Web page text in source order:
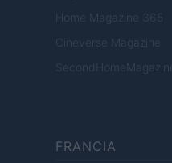
Home Magazine 365
Cineverse Magazine
SecondHomeMagazine
FRANCIA